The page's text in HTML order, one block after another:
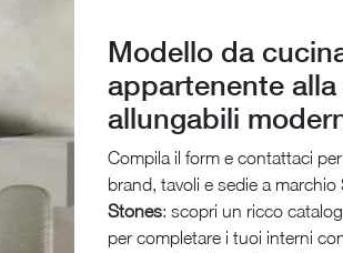
Modello da
appartenente
allungabili
Compila il form e contattaci
brand, tavoli e sedie a marchio
Stones: scopri un ricco
per completare i tuoi interni